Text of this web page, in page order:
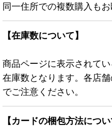
同一住所での複数購入も
【在庫数について】
商品ページに表示されて
在庫数となります。各店
でご注意ください。
【カードの梱包方法につい